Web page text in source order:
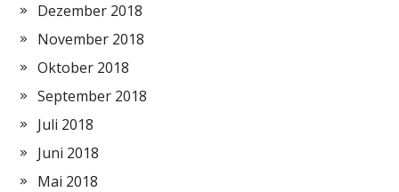
Dezember 2018
November 2018
Oktober 2018
September 2018
Juli 2018
Juni 2018
Mai 2018